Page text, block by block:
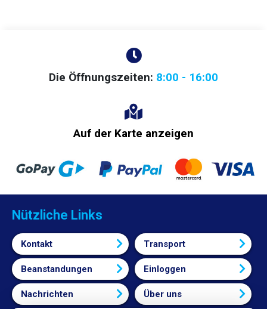
Die Öffnungszeiten: 8:00 - 16:00
Auf der Karte anzeigen
Nützliche Links
Kontakt Transport
Beanstandungen Einloggen
Nachrichten Über uns